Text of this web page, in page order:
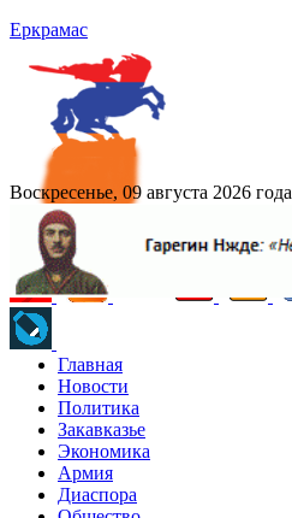
Еркрамас
Воскресенье, 09 августа 2026 года
Главная
Новости
Политика
Закавказье
Экономика
Армия
Диаспора